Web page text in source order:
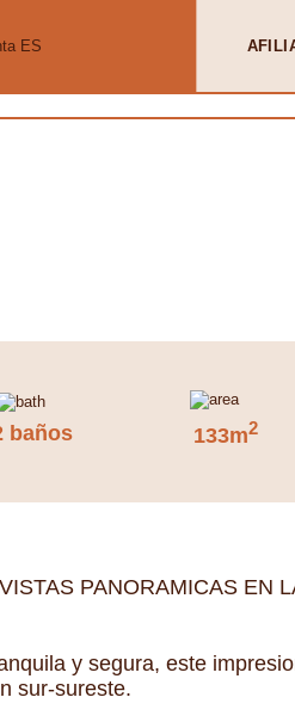
baños 133m2
PANORAMICAS EN
y segura, este
sur-sureste.